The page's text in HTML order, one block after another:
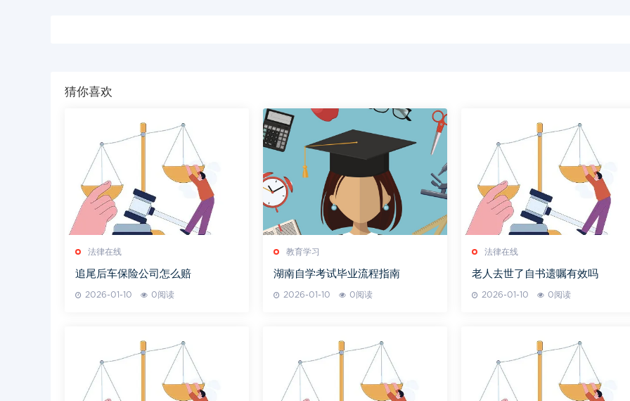
猜你喜欢
法律在线
追尾后车保险公司怎么赔
2026-01-10 0阅读
教育学习
湖南自学考试毕业流程指南
2026-01-10 0阅读
法律在线
老人去世了自书遗嘱有效吗
2026-01-10 0阅读